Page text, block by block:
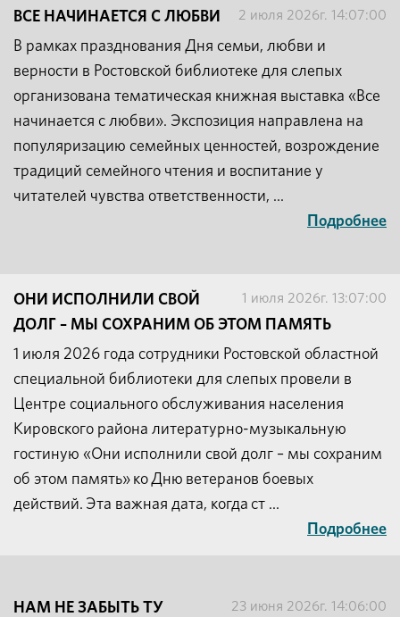
2 июля 2026г. 14:07:00
ВСЕ НАЧИНАЕТСЯ С ЛЮБВИ
В рамках празднования Дня семьи, любви и
верности в Ростовской библиотеке для слепых
организована тематическая книжная выставка «Все
начинается с любви». Экспозиция направлена на
популяризацию семейных ценностей, возрождение
традиций семейного чтения и воспитание у
читателей чувства ответственности, ...
Подробнее
1 июля 2026г. 13:07:00
ОНИ ИСПОЛНИЛИ СВОЙ
ДОЛГ – МЫ СОХРАНИМ ОБ ЭТОМ ПАМЯТЬ
1 июля 2026 года сотрудники Ростовской областной
специальной библиотеки для слепых провели в
Центре социального обслуживания населения
Кировского района литературно-музыкальную
гостиную «Они исполнили свой долг – мы сохраним
об этом память» ко Дню ветеранов боевых
действий. Эта важная дата, когда ст ...
Подробнее
23 июня 2026г. 14:06:00
НАМ НЕ ЗАБЫТЬ ТУ